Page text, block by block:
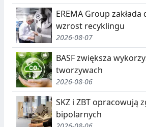
EREMA Group
wzrost recyklingu
2026-08-07
BASF zwiększa
tworzywach
2026-08-06
SKZ i ZBT opracowują
bipolarnych